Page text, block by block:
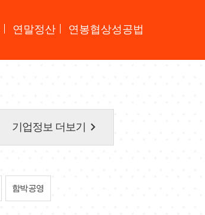
연말정산 연봉협상성공법
기업정보 더보기 keyboard_arrow_right
함박공영